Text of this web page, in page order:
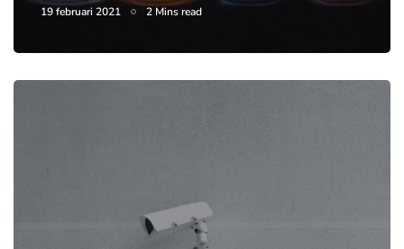
19 februari 2021 2 Mins read